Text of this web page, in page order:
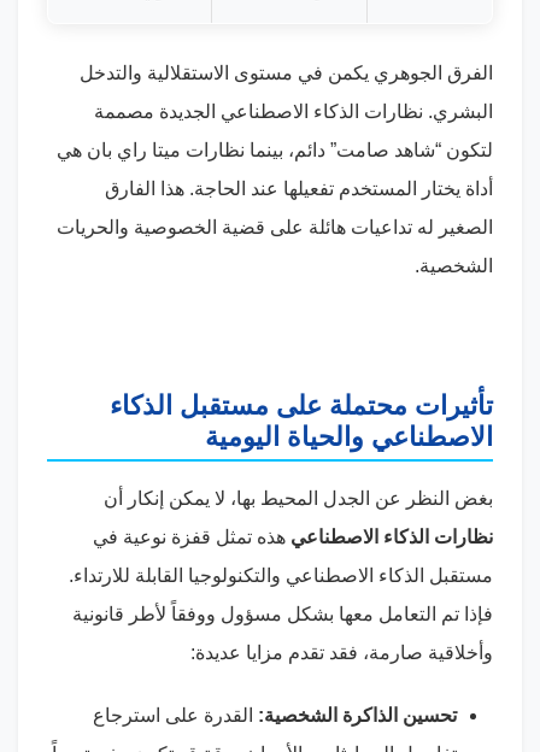
الفرق الجوهري يكمن في مستوى الاستقلالية والتدخل
البشري. نظارات الذكاء الاصطناعي الجديدة مصممة
لتكون “شاهد صامت” دائم، بينما نظارات ميتا راي بان هي
أداة يختار المستخدم تفعيلها عند الحاجة. هذا الفارق
الصغير له تداعيات هائلة على قضية الخصوصية والحريات
الشخصية.
تأثيرات محتملة على مستقبل الذكاء
الاصطناعي والحياة اليومية
بغض النظر عن الجدل المحيط بها، لا يمكن إنكار أن
نظارات الذكاء الاصطناعي هذه تمثل قفزة نوعية في
مستقبل الذكاء الاصطناعي والتكنولوجيا القابلة للارتداء.
فإذا تم التعامل معها بشكل مسؤول ووفقاً لأطر قانونية
وأخلاقية صارمة، فقد تقدم مزايا عديدة:
تحسين الذاكرة الشخصية: القدرة على استرجاع